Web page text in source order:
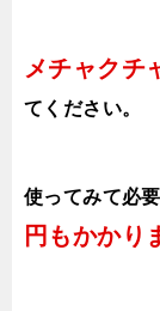
メチャクチ
てください。
使ってみて必
円もかかり